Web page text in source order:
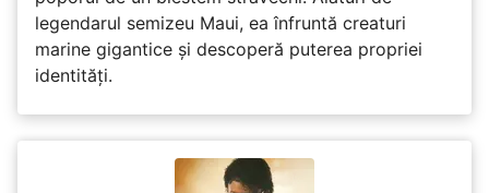
legendarul semizeu Maui, ea înfruntă creaturi
marine gigantice și descoperă puterea propriei
identități.